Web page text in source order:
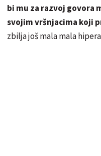
bi mu za razvoj govora
svojim vršnjacima koji
zbilja još mala mala